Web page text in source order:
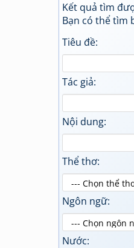
Kết quả tìm
Bạn có thể tìm
Tiêu đề:
Tác giả:
Nội dung:
Thể thơ:
Ngôn ngữ:
Nước: